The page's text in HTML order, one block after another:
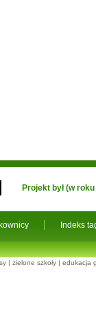
Indeks
Projekt był (w
| zielone szkoły | edukacja